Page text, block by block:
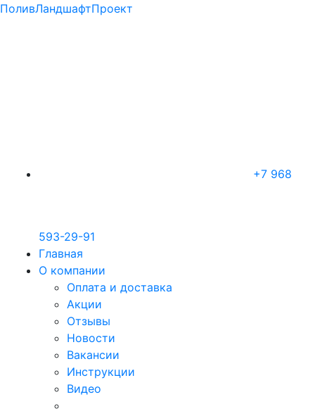
ПоливЛандшафтПроект
+7 968
593-29-91
Главная
О компании
Оплата и доставка
Акции
Отзывы
Новости
Вакансии
Инструкции
Видео